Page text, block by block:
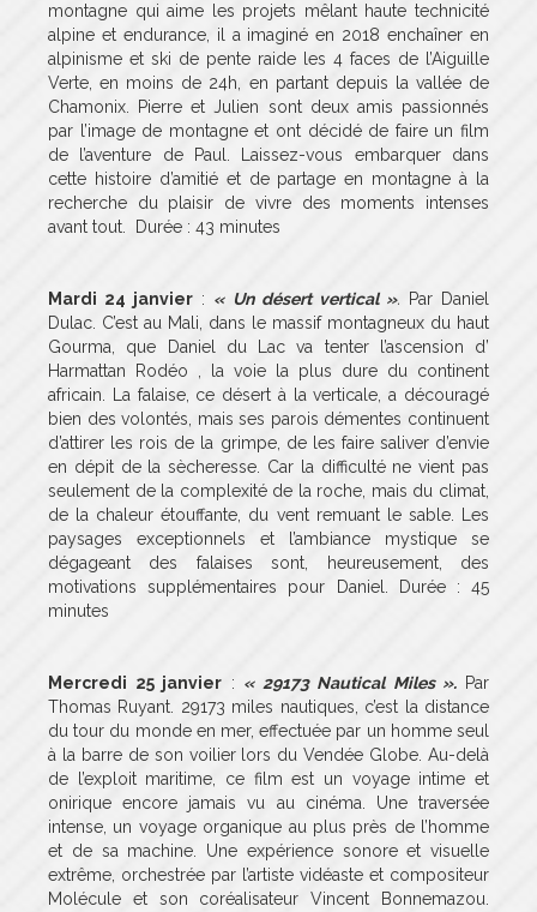
montagne qui aime les projets mêlant haute technicité
alpine et endurance, il a imaginé en 2018 enchaîner en
alpinisme et ski de pente raide les 4 faces de l’Aiguille
Verte, en moins de 24h, en partant depuis la vallée de
Chamonix. Pierre et Julien sont deux amis passionnés
par l’image de montagne et ont décidé de faire un film
de l’aventure de Paul. Laissez-vous embarquer dans
cette histoire d’amitié et de partage en montagne à la
recherche du plaisir de vivre des moments intenses
avant tout. Durée : 43 minutes
Mardi 24 janvier : « Un désert vertical ». Par Daniel
Dulac. C’est au Mali, dans le massif montagneux du haut
Gourma, que Daniel du Lac va tenter l’ascension d’
Harmattan Rodéo , la voie la plus dure du continent
africain. La falaise, ce désert à la verticale, a découragé
bien des volontés, mais ses parois démentes continuent
d’attirer les rois de la grimpe, de les faire saliver d’envie
en dépit de la sècheresse. Car la difficulté ne vient pas
seulement de la complexité de la roche, mais du climat,
de la chaleur étouffante, du vent remuant le sable. Les
paysages exceptionnels et l’ambiance mystique se
dégageant des falaises sont, heureusement, des
motivations supplémentaires pour Daniel. Durée : 45
minutes
Mercredi 25 janvier : « 29173 Nautical Miles ». Par
Thomas Ruyant. 29173 miles nautiques, c’est la distance
du tour du monde en mer, effectuée par un homme seul
à la barre de son voilier lors du Vendée Globe. Au-delà
de l’exploit maritime, ce film est un voyage intime et
onirique encore jamais vu au cinéma. Une traversée
intense, un voyage organique au plus près de l’homme
et de sa machine. Une expérience sonore et visuelle
extrême, orchestrée par l’artiste vidéaste et compositeur
Molécule et son coréalisateur Vincent Bonnemazou.